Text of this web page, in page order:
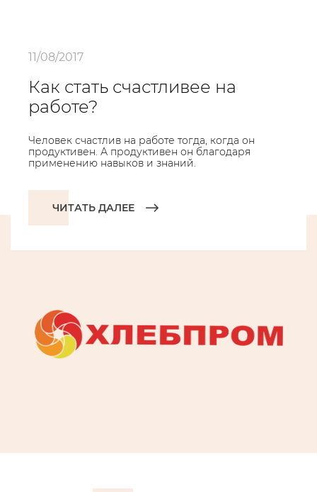
11/08/2017
Как стать счастливее на
работе?
Человек счастлив на работе тогда, когда он
продуктивен. А продуктивен он благодаря
применению навыков и знаний.
ЧИТАТЬ ДАЛЕЕ